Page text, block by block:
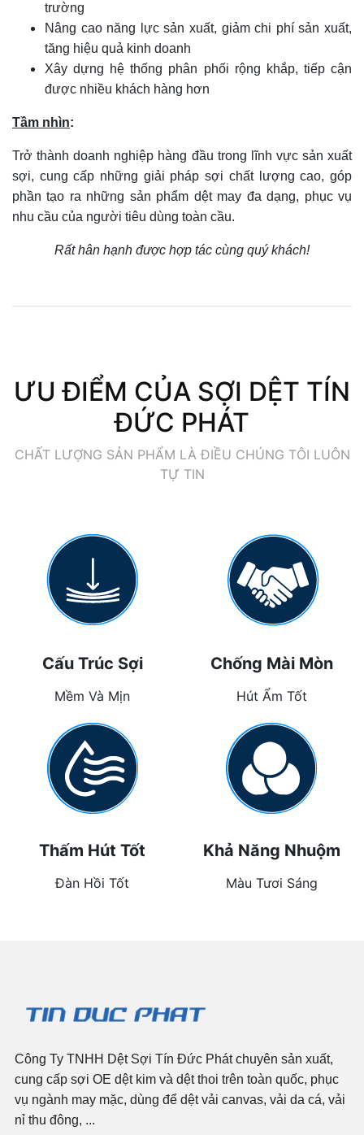
trường
Nâng cao năng lực sản xuất, giảm chi phí sản xuất,
tăng hiệu quả kinh doanh
Xây dựng hệ thống phân phối rộng khắp, tiếp cận
được nhiều khách hàng hơn
Tầm nhìn:
Trở thành doanh nghiệp hàng đầu trong lĩnh vực sản xuất
sợi, cung cấp những giải pháp sợi chất lượng cao, góp
phần tạo ra những sản phẩm dệt may đa dạng, phục vụ
nhu cầu của người tiêu dùng toàn cầu.
Rất hân hạnh được hợp tác cùng quý khách!
ƯU ĐIỂM CỦA SỢI DỆT TÍN
ĐỨC PHÁT
CHẤT LƯỢNG SẢN PHẨM LÀ ĐIỀU CHÚNG TÔI LUÔN
TỰ TIN
Cấu Trúc Sợi
Mềm Và Mịn
Chống Mài Mòn
Hút Ẩm Tốt
Thấm Hút Tốt
Đàn Hồi Tốt
Khả Năng Nhuộm
Màu Tươi Sáng
Công Ty TNHH Dệt Sợi Tín Đức Phát chuyên sản xuất,
cung cấp sợi OE dệt kim và dệt thoi trên toàn quốc, phục
vụ ngành may mặc, dùng để dệt vải canvas, vải da cá, vải
nỉ thu đông, ...